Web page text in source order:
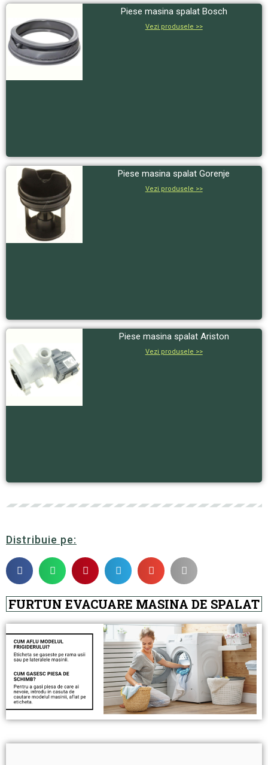
Piese masina spalat Bosch
Vezi produsele >>
Piese masina spalat Gorenje
Vezi produsele >>
Piese masina spalat Ariston
Vezi produsele >>
Distribuie pe:
FURTUN EVACUARE MASINA DE SPALAT